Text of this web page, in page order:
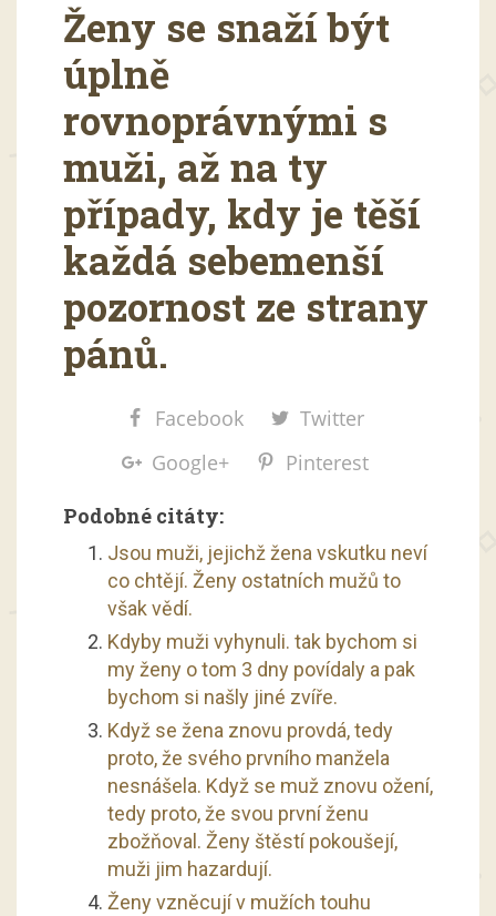
Ženy se snaží být
úplně
rovnoprávnými s
muži, až na ty
případy, kdy je těší
každá sebemenší
pozornost ze strany
pánů.
Facebook
Twitter
Google+
Pinterest
Podobné citáty:
Jsou muži, jejichž žena vskutku neví
co chtějí. Ženy ostatních mužů to
však vědí.
Kdyby muži vyhynuli. tak bychom si
my ženy o tom 3 dny povídaly a pak
bychom si našly jiné zvíře.
Když se žena znovu provdá, tedy
proto, že svého prvního manžela
nesnášela. Když se muž znovu ožení,
tedy proto, že svou první ženu
zbožňoval. Ženy štěstí pokoušejí,
muži jim hazardují.
Ženy vzněcují v mužích touhu